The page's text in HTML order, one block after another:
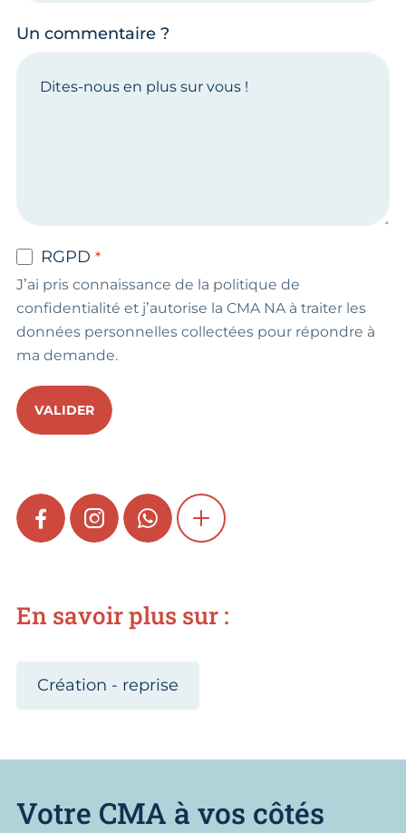
Un commentaire ?
RGPD
J’ai pris connaissance de la politique de
confidentialité et j’autorise la CMA NA à traiter les
données personnelles collectées pour répondre à
ma demande.
VALIDER
FACEBOOKINSTAGRAMWHATSAPPSHOW MORE
En savoir plus sur :
Création - reprise
Votre CMA à vos côtés